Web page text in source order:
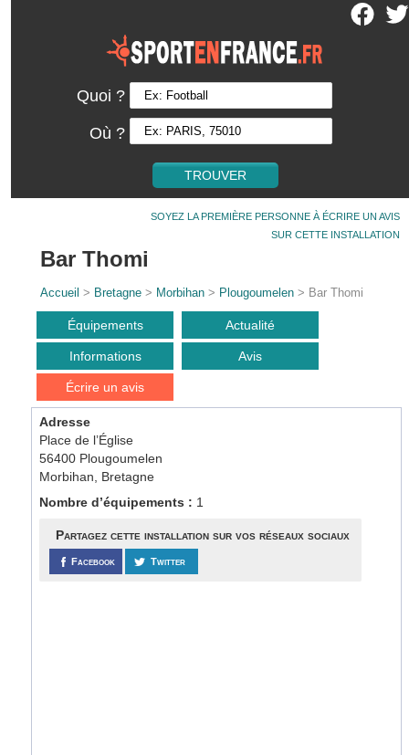
Quoi ?
Où ?
SOYEZ LA PREMIÈRE PERSONNE À ÉCRIRE UN AVIS
SUR CETTE INSTALLATION
Bar Thomi
Accueil > Bretagne > Morbihan > Plougoumelen > Bar Thomi
Équipements Actualité
Informations Avis
Écrire un avis
Adresse
Place de l’Église
56400 Plougoumelen
Morbihan, Bretagne
Nombre d’équipements : 1
Partagez cette installation sur vos réseaux sociaux
Facebook Twitter